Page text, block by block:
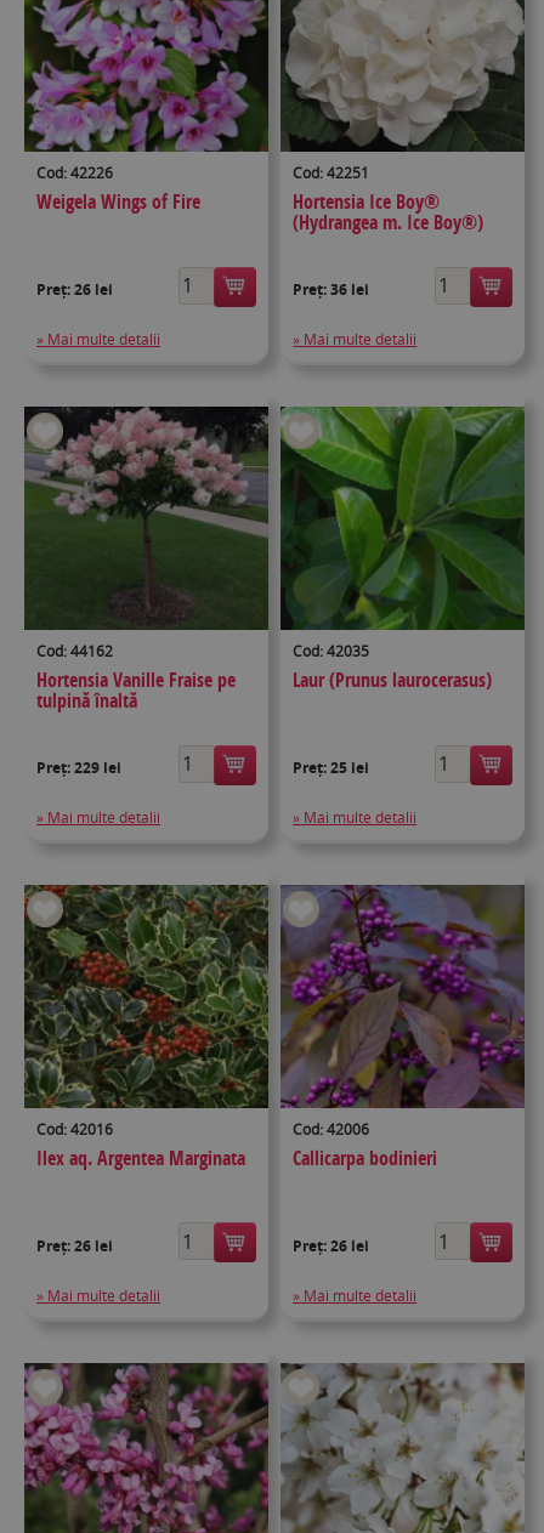
Cod: 42226
Weigela Wings of Fire
Preț:26 lei
» Mai multe detalii
Cod: 42251
Hortensia Ice Boy®
(Hydrangea m. Ice Boy®)
Preț:36 lei
» Mai multe detalii
Cod: 44162
Hortensia Vanille Fraise pe
tulpină înaltă
Preț:229 lei
» Mai multe detalii
Cod: 42035
Laur (Prunus laurocerasus)
Preț:25 lei
» Mai multe detalii
Cod: 42016
Ilex aq. Argentea Marginata
Preț:26 lei
» Mai multe detalii
Cod: 42006
Callicarpa bodinieri
Preț:26 lei
» Mai multe detalii